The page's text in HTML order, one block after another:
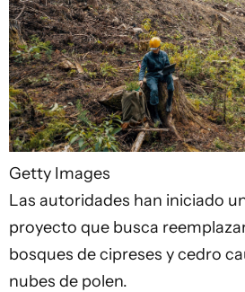
Getty Images
Las autoridades han iniciado
proyecto que busca
bosques de cipreses y cedro
nubes de polen.